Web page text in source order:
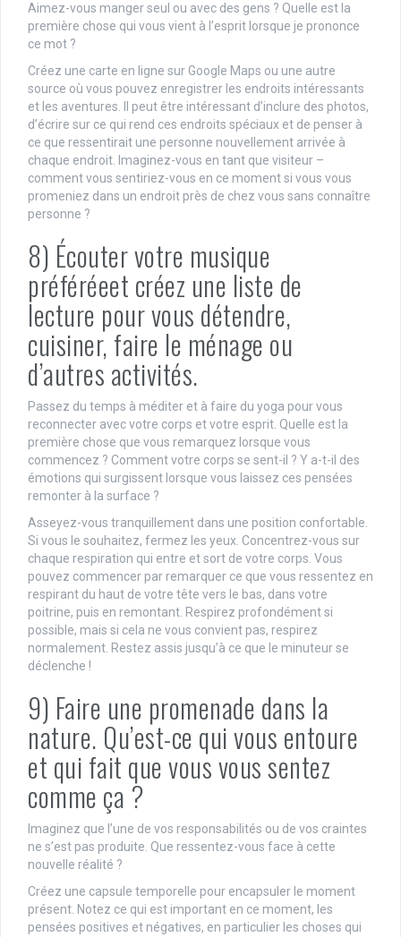
Aimez-vous manger seul ou avec des gens ? Quelle est la
première chose qui vous vient à l’esprit lorsque je prononce
ce mot ?
Créez une carte en ligne sur Google Maps ou une autre
source où vous pouvez enregistrer les endroits intéressants
et les aventures. Il peut être intéressant d’inclure des photos,
d’écrire sur ce qui rend ces endroits spéciaux et de penser à
ce que ressentirait une personne nouvellement arrivée à
chaque endroit. Imaginez-vous en tant que visiteur –
comment vous sentiriez-vous en ce moment si vous vous
promeniez dans un endroit près de chez vous sans connaître
personne ?
8) Écouter votre musique
préféréeet créez une liste de
lecture pour vous détendre,
cuisiner, faire le ménage ou
d’autres activités.
Passez du temps à méditer et à faire du yoga pour vous
reconnecter avec votre corps et votre esprit. Quelle est la
première chose que vous remarquez lorsque vous
commencez ? Comment votre corps se sent-il ? Y a-t-il des
émotions qui surgissent lorsque vous laissez ces pensées
remonter à la surface ?
Asseyez-vous tranquillement dans une position confortable.
Si vous le souhaitez, fermez les yeux. Concentrez-vous sur
chaque respiration qui entre et sort de votre corps. Vous
pouvez commencer par remarquer ce que vous ressentez en
respirant du haut de votre tête vers le bas, dans votre
poitrine, puis en remontant. Respirez profondément si
possible, mais si cela ne vous convient pas, respirez
normalement. Restez assis jusqu’à ce que le minuteur se
déclenche !
9) Faire une promenade dans la
nature. Qu’est-ce qui vous entoure
et qui fait que vous vous sentez
comme ça ?
Imaginez que l’une de vos responsabilités ou de vos craintes
ne s’est pas produite. Que ressentez-vous face à cette
nouvelle réalité ?
Créez une capsule temporelle pour encapsuler le moment
présent. Notez ce qui est important en ce moment, les
pensées positives et négatives, en particulier les choses qui